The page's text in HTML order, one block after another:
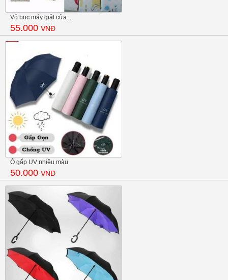
Vỏ bọc máy giặt cửa...
55.000 VNĐ
Ô gấp UV nhiều màu
50.000 VNĐ